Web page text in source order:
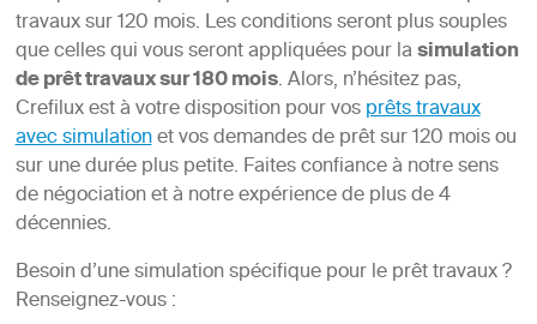
travaux sur 120 mois. Les conditions seront plus souples
que celles qui vous seront appliquées pour lasimulation
de prêt travaux sur 180 mois. Alors, n’hésitez pas,
Crefilux est à votre disposition pour vosprêts travaux
avec simulationet vos demandes de prêt sur 120 mois ou
sur une durée plus petite. Faites confiance à notre sens
de négociation et à notre expérience de plus de 4
décennies.
Besoin d’une simulation spécifique pour le prêt travaux ?
Renseignez-vous :